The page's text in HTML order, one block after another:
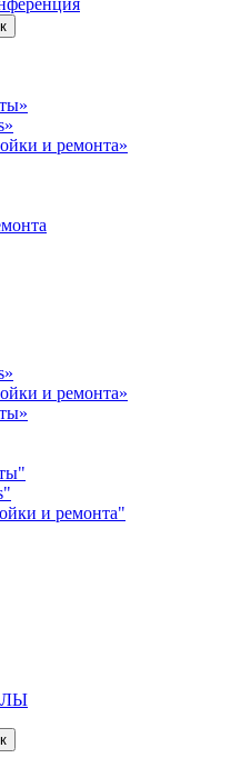
и ремонта»
и ремонта»
и ремонта"